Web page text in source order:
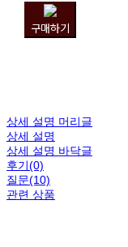
구매하기
상세 설명 머리글
상세 설명
상세 설명 바닥글
후기(0)
질문(10)
관련 상품